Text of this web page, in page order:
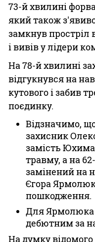
73-й хвилині
який також
замкнув простріл
і вивів у лідери
На 78-й хвилині
відгукнувся на
кутового і забив
поєдинку.
Відзначимо,
захисник
замість
травму, а на
замінений на
Єгора
пошкодження.
Для Ярмолюка
дебютним за
На думку